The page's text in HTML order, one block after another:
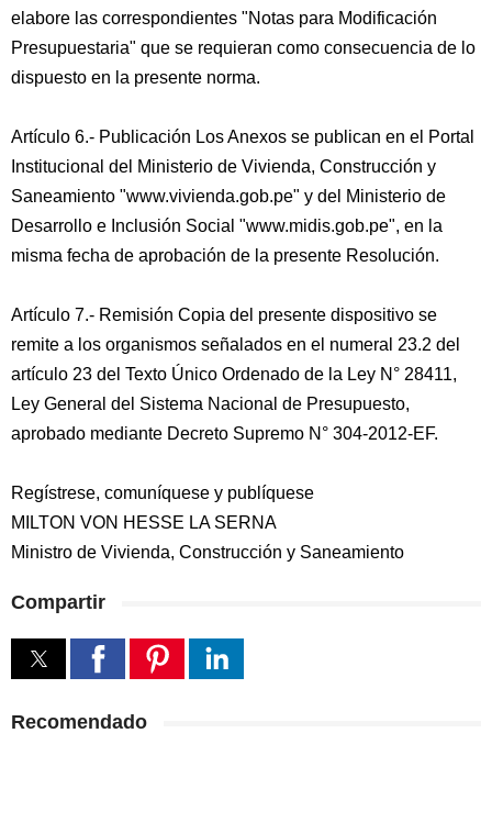
elabore las correspondientes "Notas para Modificación
Presupuestaria" que se requieran como consecuencia de lo
dispuesto en la presente norma.
Artículo 6.- Publicación Los Anexos se publican en el Portal
Institucional del Ministerio de Vivienda, Construcción y
Saneamiento "www.vivienda.gob.pe" y del Ministerio de
Desarrollo e Inclusión Social "www.midis.gob.pe", en la
misma fecha de aprobación de la presente Resolución.
Artículo 7.- Remisión Copia del presente dispositivo se
remite a los organismos señalados en el numeral 23.2 del
artículo 23 del Texto Único Ordenado de la Ley N° 28411,
Ley General del Sistema Nacional de Presupuesto,
aprobado mediante Decreto Supremo N° 304-2012-EF.
Regístrese, comuníquese y publíquese
MILTON VON HESSE LA SERNA
Ministro de Vivienda, Construcción y Saneamiento
Compartir
Recomendado